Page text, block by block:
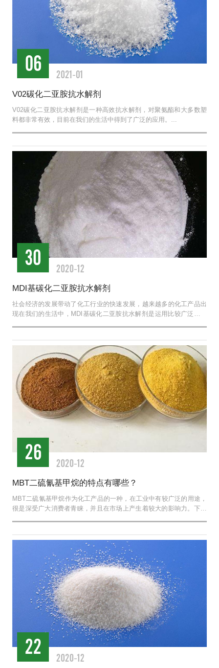
2021-01
06
V02碳化二亚胺抗水解剂
V02碳化二亚胺抗水解剂是一种高效抗水解剂，对聚氨酯和大多数塑
料都非常有效，目前在我们的生活中得到了广泛的应用。...
2020-12
30
MDI基碳化二亚胺抗水解剂
社会经济的发展带动了化工行业的快速发展，越来越多的化工产品出
现在我们的生活中，MDI基碳化二亚胺抗水解剂是运用比较广泛的一
2020-12
26
MBT二硫氰基甲烷的特点有哪些？
MBT二硫氰基甲烷作为化工产品的一种，在工业中有较广泛的用途，
很是深受广大消费者青睐，并且在市场上产生着较大的影响力。下面
2020-12
22